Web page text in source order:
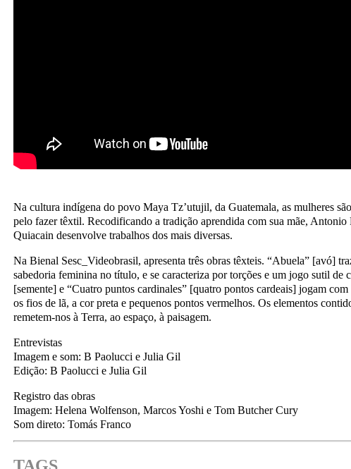
Na cultura indígena do povo Maya Tz’utujil, da Guatemala, as mulheres
pelo fazer têxtil. Recodificando a tradição aprendida com sua mãe, Antonio
Quiacain desenvolve trabalhos dos mais diversas.
Na Bienal Sesc_Videobrasil, apresenta três obras têxteis. “Abuela” [avó]
sabedoria feminina no título, e se caracteriza por torções e um jogo sutil de
[semente] e “Cuatro puntos cardinales” [quatro pontos cardeais] jogam com
os fios de lã, a cor preta e pequenos pontos vermelhos. Os elementos
remetem-nos à Terra, ao espaço, à paisagem.
Entrevistas
Imagem e som: B Paolucci e Julia Gil
Edição: B Paolucci e Julia Gil
Registro das obras
Imagem: Helena Wolfenson, Marcos Yoshi e Tom Butcher Cury
Som direto: Tomás Franco